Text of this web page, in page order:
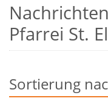
Pfarrei St.
Sortierung